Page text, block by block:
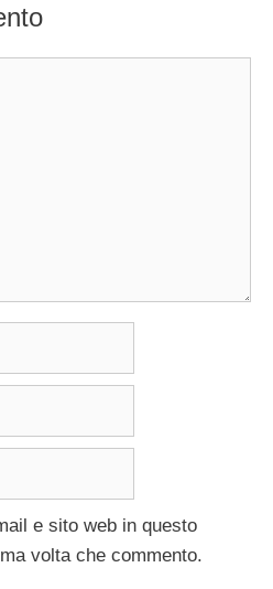
e sito web in questo
volta che commento.